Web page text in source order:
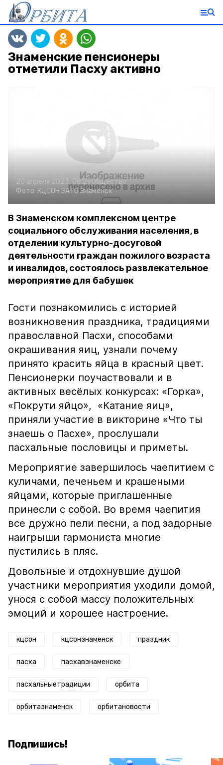
Знаменские пенсионеры
отметили Пасху активно
20 апреля 2023, 08:29Общество
Фото: КЦСОН ЗАТО Знаменск
В Знаменском комплексном центре
социального обслуживания населения, в
отделении культурно-досуговой
деятельности граждан пожилого возраста
и инвалидов, состоялось развлекательное
мероприятие для бабушек
Гости познакомились с историей
возникновения праздника, традициями
православной Пасхи, способами
окрашивания яиц, узнали почему
принято красить яйца в красный цвет.
Пенсионерки поучаствовали и в
активных весёлых конкурсах: «Горка»,
«Покрути яйцо», «Катание яиц»,
приняли участие в викторине «Что ты
знаешь о Пасхе», прослушали
пасхальные пословицы и приметы.
Мероприятие завершилось чаепитием с
куличами, печеньем и крашеными
яйцами, которые приглашенные
принесли с собой. Во время чаепития
все дружно пели песни, а под задорные
наигрыши гармониста многие
пустились в пляс.
Довольные и отдохнувшие душой
участники мероприятия уходили домой,
унося с собой массу положительных
эмоций и хорошее настроение.
кцсон кцсонзнаменск праздник
пасха пасхавзнаменске
пасхальныетрадиции орбита
орбитазнаменск орбитановости
Подпишись!